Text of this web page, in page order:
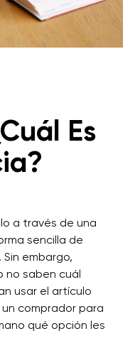
Es
a través de una
sencilla de
embargo,
no saben cuál
usar el artículo
comprador para
qué opción les